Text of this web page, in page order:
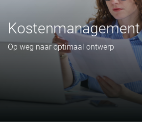
Kostenmanagement
Op weg naar optimaal ontwerp